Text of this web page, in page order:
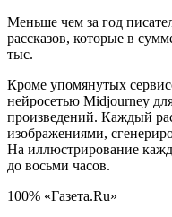
Меньше чем за год
рассказов, которые в
тыс.
Кроме упомянутых
нейросетью Midjourney
произведений. Каждый
изображениями,
На иллюстрирование
до восьми часов.
100% «Газета.Ru»